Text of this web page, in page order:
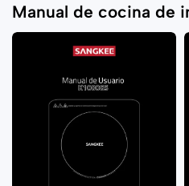
Manual de cocina de